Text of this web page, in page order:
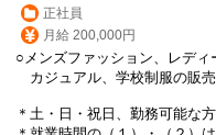
正社員
月給 200,000円
○メンズファッション 、レディ
カジュアル、学校制服の販売
＊土・日・祝日、勤務可能な方